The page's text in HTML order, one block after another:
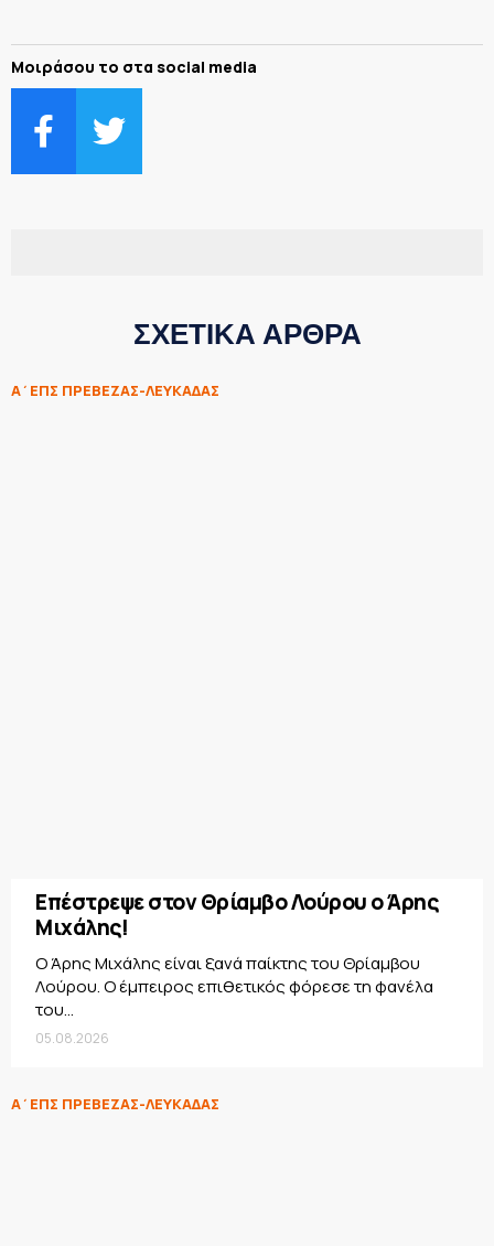
Μοιράσου το στα social media
ΣΧΕΤΙΚΑ ΑΡΘΡΑ
Α΄ΕΠΣ ΠΡΕΒΕΖΑΣ-ΛΕΥΚΑΔΑΣ
Επέστρεψε στον Θρίαμβο Λούρου ο Άρης
Μιχάλης!
Ο Άρης Μιχάλης είναι ξανά παίκτης του Θρίαμβου
Λούρου. Ο έμπειρος επιθετικός φόρεσε τη φανέλα
του...
05.08.2026
Α΄ΕΠΣ ΠΡΕΒΕΖΑΣ-ΛΕΥΚΑΔΑΣ